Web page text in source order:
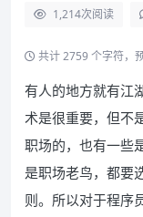
1,214次阅读
共计 2759 个字符，
有人的地方就有江
术是很重要，但不
职场的，也有一些
是职场老鸟，都要
则。所以对于程序